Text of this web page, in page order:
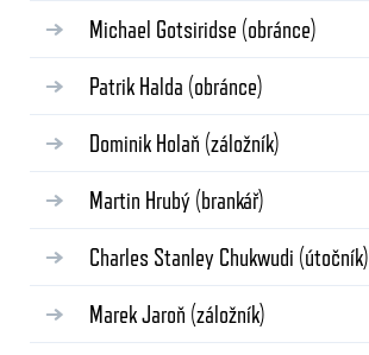
Michael Gotsiridse (obránce)
Patrik Halda (obránce)
Dominik Holaň (záložník)
Martin Hrubý (brankář)
Charles Stanley Chukwudi (útočník)
Marek Jaroň (záložník)